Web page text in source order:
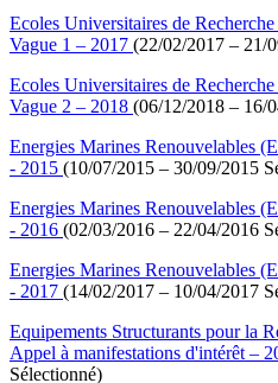
Ecoles Universitaires de
Vague 1 – 2017 (22/02/2017 – 21/
Ecoles Universitaires de
Vague 2 – 2018 (06/12/2018 – 16/
Energies Marines Renouvelables
- 2015 (10/07/2015 – 30/09/2015
Energies Marines Renouvelables
- 2016 (02/03/2016 – 22/04/2016
Energies Marines Renouvelables
- 2017 (14/02/2017 – 10/04/2017
Equipements Structurants pour la
Appel à manifestations d'intérêt –
Sélectionné)